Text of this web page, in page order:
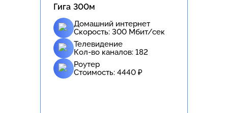
Гига 300м
Домашний интернет
Скорость: 300 Мбит/сек
Телевидение
Кол-во каналов: 182
Роутер
Стоимость: 4440 ₽